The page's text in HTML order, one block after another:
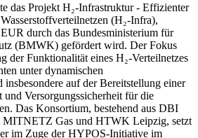
das Projekt H₂-Infrastruktur - Effizienter
(H₂-Infra),
durch das Bundesministerium für
(BMWK) gefördert wird. Der Fokus
der Funktionalität eines H₂-Verteilnetzes
unter dynamischen
insbesondere auf der Bereitstellung einer
und Versorgungssicherheit für die
Das Konsortium, bestehend aus DBI
MITNETZ Gas und HTWK Leipzig, setzt
im Zuge der HYPOS-Initiative im